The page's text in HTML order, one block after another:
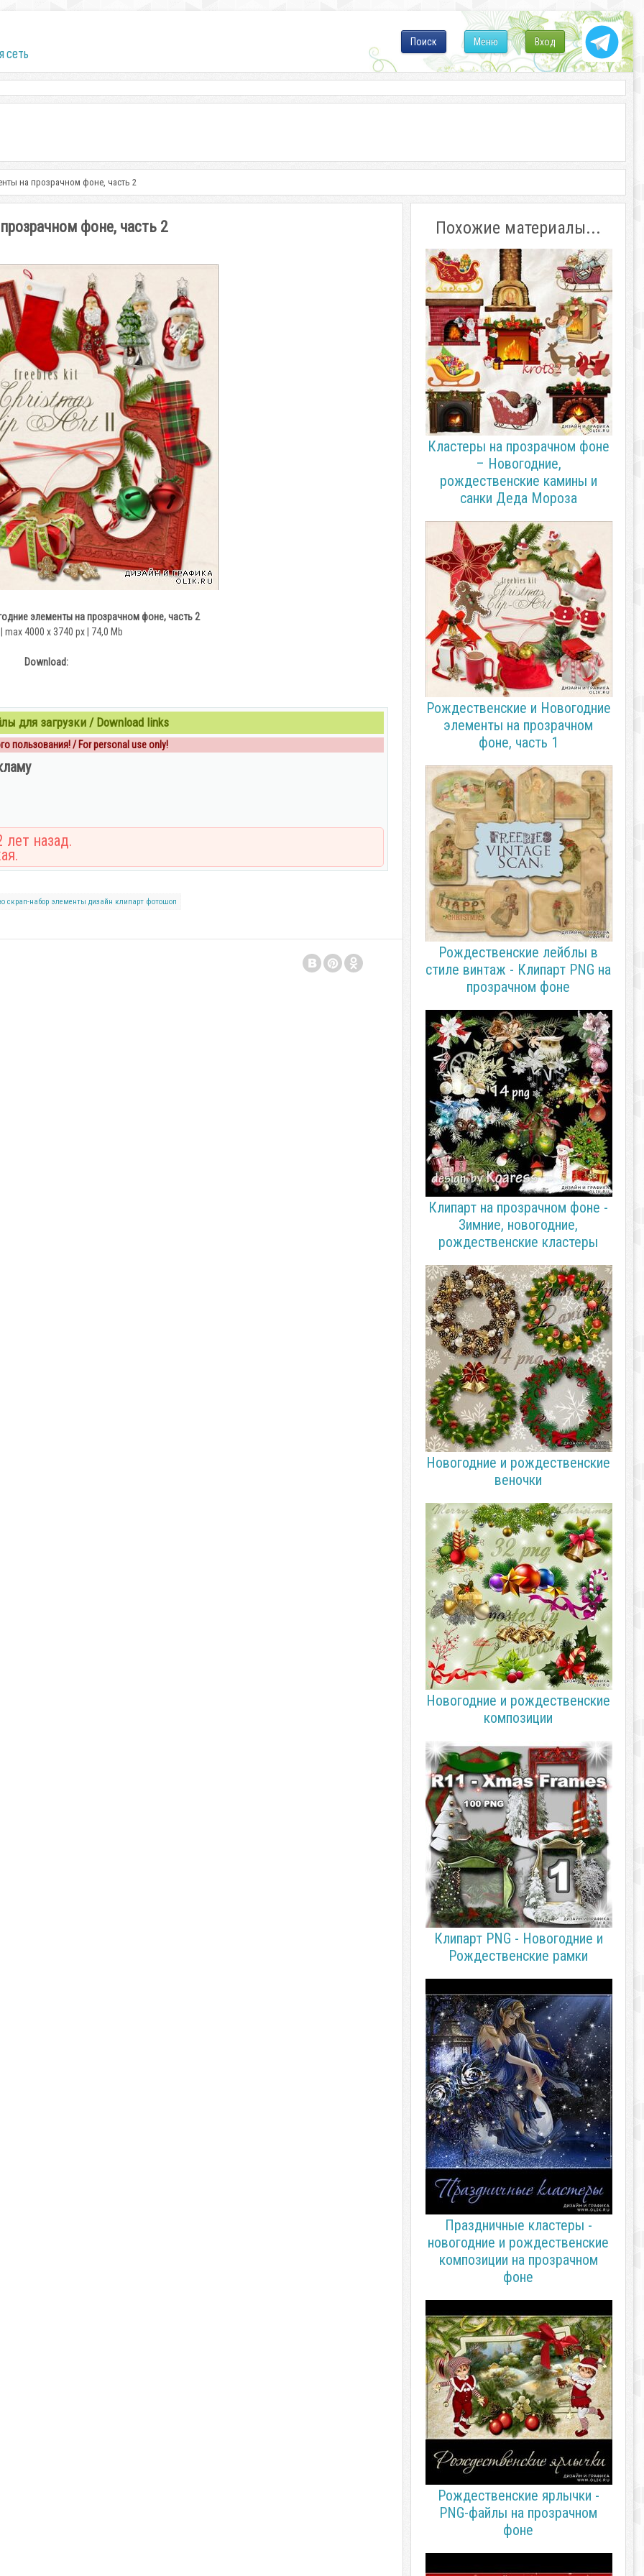
сеть
Вход
Меню
Поиск
на прозрачном фоне, часть 2
фоне, часть 2
элементы на прозрачном фоне, часть 2
| max 4000 x 3740 px | 74,0 Mb
Download:
для загрузки / Download links
пользования! / For personal use only!
назад.
скрап-набор элементы дизайн клипарт фотошоп
Похожие материалы...
Кластеры на прозрачном фоне
– Новогодние,
рождественские камины и
санки Деда Мороза
Рождественские и Новогодние
элементы на прозрачном
фоне, часть 1
Рождественские лейблы в
стиле винтаж - Клипарт PNG на
прозрачном фоне
Клипарт на прозрачном фоне -
Зимние, новогодние,
рождественские кластеры
Новогодние и рождественские
веночки
Новогодние и рождественские
композиции
Клипарт PNG - Новогодние и
Рождественские рамки
Праздничные кластеры -
новогодние и рождественские
композиции на прозрачном
фоне
Рождественские ярлычки -
PNG-файлы на прозрачном
фоне